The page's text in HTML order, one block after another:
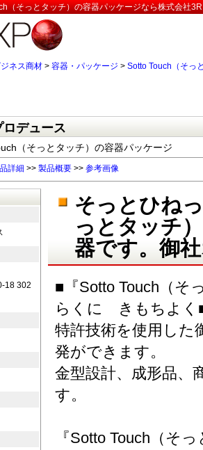
（そっとタッチ）の容器パッケージなら株式会社
ジネス商材 > 容器・パッケージ > Sotto Touch（そっ
デュース
（そっとタッチ）の容器パッケージ
詳細 >> 製品概要 >> 参考画像
そっとひね
っとタッチ
器です。御
■『Sotto Touch（
らくに きもちよく
特許技術を使用した
発ができます。
金型設計、成形品、
す。
『Sotto Touch（そ
18 302